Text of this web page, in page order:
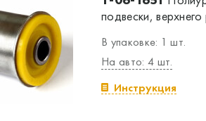
подвески, верхнего
В упаковке: 1 шт.
На авто: 4 шт.
Инструкция